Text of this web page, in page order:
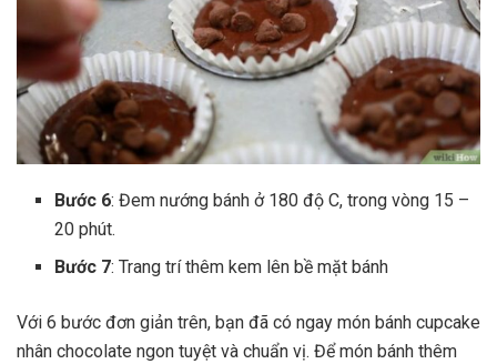
Bước 6: Đem nướng bánh ở 180 độ C, trong vòng 15 –
20 phút.
Bước 7: Trang trí thêm kem lên bề mặt bánh
Với 6 bước đơn giản trên, bạn đã có ngay món bánh cupcake
nhân chocolate ngon tuyệt và chuẩn vị. Để món bánh thêm